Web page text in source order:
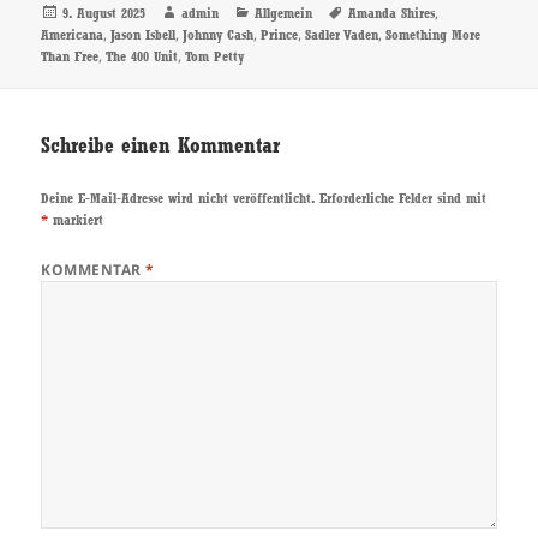
Veröffentlicht
am
9. August 2025 Autor
admin Kategorien
Allgemein Schlagwörter
Amanda Shires,
Americana,Jason Isbell,Johnny Cash,Prince,Sadler Vaden,Something More
Than Free,The 400 Unit,Tom Petty
Schreibe einen Kommentar
Deine E-Mail-Adresse wird nicht veröffentlicht. Erforderliche Felder sind mit
* markiert
KOMMENTAR*